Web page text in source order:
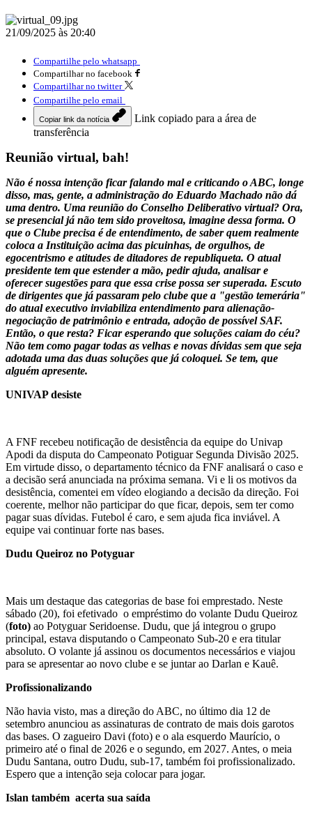
21/09/2025 às 20:40
Compartilhe pelo whatsapp
Compartilhar no facebook
Compartilhar no twitter
Compartilhe pelo email
Copiar link da notícia
Link copiado para a área de
transferência
Reunião virtual, bah!
Não é nossa intenção ficar falando mal e criticando o ABC, longe
disso, mas, gente, a administração do Eduardo Machado não dá
uma dentro. Uma reunião do Conselho Deliberativo virtual? Ora,
se presencial já não tem sido proveitosa, imagine dessa forma. O
que o Clube precisa é de entendimento, de saber quem realmente
coloca a Instituição acima das picuinhas, de orgulhos, de
egocentrismo e atitudes de ditadores de republiqueta. O atual
presidente tem que estender a mão, pedir ajuda, analisar e
oferecer sugestões para que essa crise possa ser superada. Escuto
de dirigentes que já passaram pelo clube que a "gestão temerária"
do atual executivo inviabiliza entendimento para alienação-
negociação de patrimônio e entrada, adoção de possível SAF.
Então, o que resta? Ficar esperando que soluções caiam do céu?
Não tem como pagar todas as velhas e novas dívidas sem que seja
adotada uma das duas soluções que já coloquei. Se tem, que
alguém apresente.
UNIVAP desiste
A FNF recebeu notificação de desistência da equipe do Univap
Apodi da disputa do Campeonato Potiguar Segunda Divisão 2025.
Em virtude disso, o departamento técnico da FNF analisará o caso e
a decisão será anunciada na próxima semana. Vi e li os motivos da
desistência, comentei em vídeo elogiando a decisão da direção. Foi
coerente, melhor não participar do que ficar, depois, sem ter como
pagar suas dívidas. Futebol é caro, e sem ajuda fica inviável. A
equipe vai continuar forte nas bases.
Dudu Queiroz no Potyguar
Mais um destaque das categorias de base foi emprestado. Neste
sábado (20), foi efetivado o empréstimo do volante Dudu Queiroz
(foto) ao Potyguar Seridoense. Dudu, que já integrou o grupo
principal, estava disputando o Campeonato Sub-20 e era titular
absoluto. O volante já assinou os documentos necessários e viajou
para se apresentar ao novo clube e se juntar ao Darlan e Kauê.
Profissionalizando
Não havia visto, mas a direção do ABC, no último dia 12 de
setembro anunciou as assinaturas de contrato de mais dois garotos
das bases. O zagueiro Davi (foto) e o ala esquerdo Maurício, o
primeiro até o final de 2026 e o segundo, em 2027. Antes, o meia
Dudu Santana, outro Dudu, sub-17, também foi profissionalizado.
Espero que a intenção seja colocar para jogar.
Islan também acerta sua saída